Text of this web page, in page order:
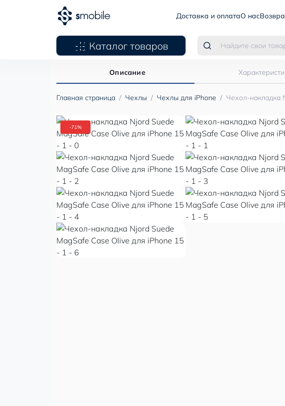
Доставка и оплатаО нас
Каталог товаров
Главная страница Чехлы Чехлы для iPhone Чехол-накладка
Описание
-71%